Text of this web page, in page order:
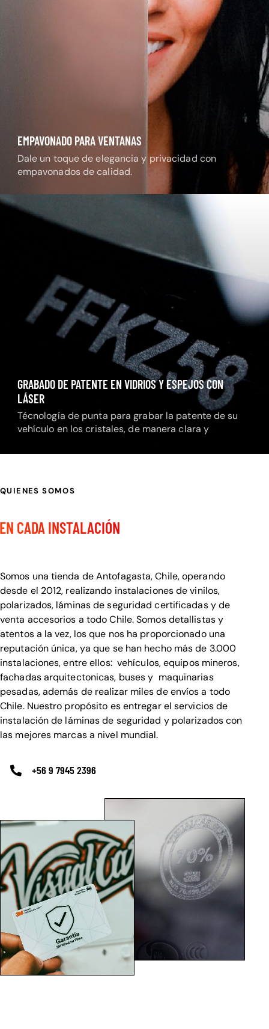
EMPAVONADO PARA VENTANAS
Dale un toque de elegancia y privacidad con
empavonados de calidad.
GRABADO DE PATENTE EN VIDRIOS Y ESPEJOS CON
LÁSER
Técnología de punta para grabar la patente de su
vehículo en los cristales, de manera clara y
QUIENES SOMOS
EN CADA INSTALACIÓN
Somos una tienda de Antofagasta, Chile, operando
desde el 2012, realizando instalaciones de vinilos,
polarizados, láminas de seguridad certificadas y de
venta accesorios a todo Chile. Somos detallistas y
atentos a la vez, los que nos ha proporcionado una
reputación única, ya que se han hecho más de 3.000
instalaciones, entre ellos: vehículos, equipos mineros,
fachadas arquitectonicas, buses y maquinarias
pesadas, además de realizar miles de envíos a todo
Chile. Nuestro propósito es entregar el servicios de
instalación de láminas de seguridad y polarizados con
las mejores marcas a nivel mundial.
+56 9 7945 2396